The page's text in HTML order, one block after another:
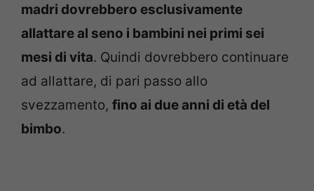
madri dovrebbero esclusivamente
allattare al seno i bambini nei primi sei
mesi di vita. Quindi dovrebbero continuare
ad allattare, di pari passo allo
svezzamento, fino ai due anni di età del
bimbo.